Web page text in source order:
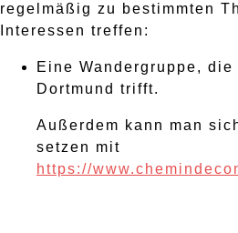
regelmäßig zu bestimmten
Interessen treffen:
Eine Wandergruppe,
Dortmund trifft.
Außerdem kann man
setzen mit
https://